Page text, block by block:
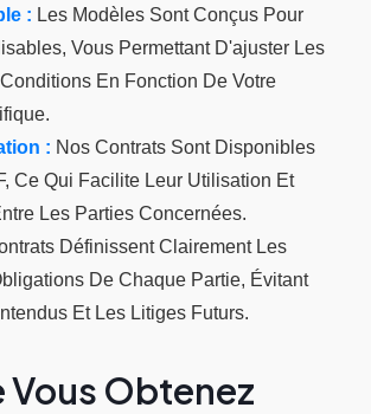
: Les Modèles Sont Conçus Pour
Vous Permettant D'ajuster Les
En Fonction De Votre
: Nos Contrats Sont Disponibles
Ce Qui Facilite Leur Utilisation Et
Les Parties Concernées.
Définissent Clairement Les
De Chaque Partie, Évitant
Et Les Litiges Futurs.
Vous Obtenez